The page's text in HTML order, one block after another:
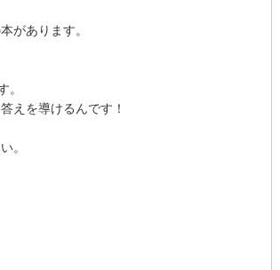
があります。
。
えを導けるんです！
。